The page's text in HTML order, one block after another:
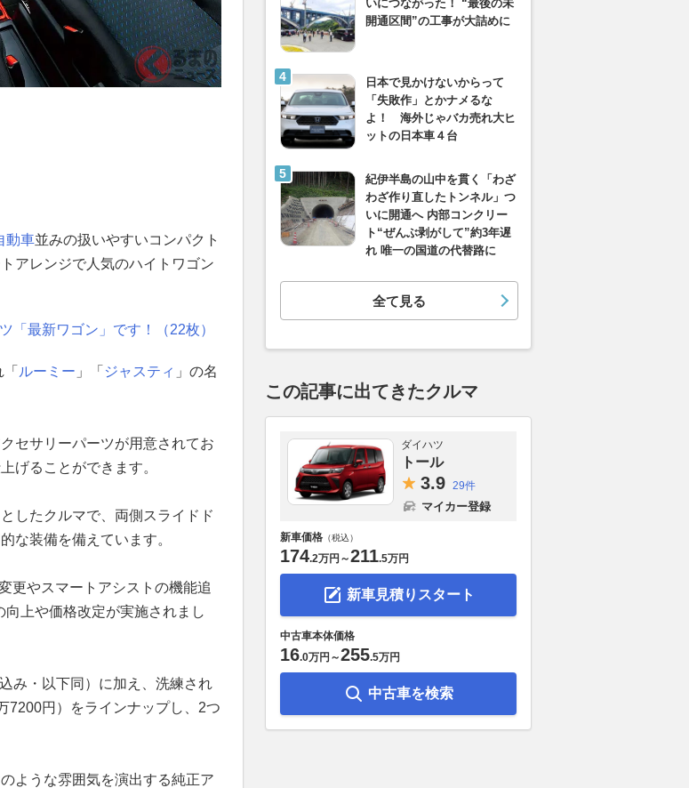
動車並みの扱いやすいコンパクト
アレンジで人気のハイトワゴン
「最新ワゴン」です！（22枚）
ルーミー 」「 ジャスティ 」の名
セサリーパーツが用意されてお
げることができます。
したクルマで、両側スライドド
な装備を備えています。
更やスマートアシストの機能追
上や価格改定が実施されまし
み・以下同）に加え、洗練され
7200円）をラインナップし、2つ
ような雰囲気を演出する純正ア
いにつながった！ “最後の未
開通区間”の工事が大詰めに
日本で見かけないからって
「失敗作」とかナメるな
よ！ 海外じゃバカ売れ大ヒ
ットの日本車４台
紀伊半島の山中を貫く「わざ
わざ作り直したトンネル」つ
いに開通へ 内部コンクリー
ト“ぜんぶ剥がして”約3年遅
れ 唯一の国道の代替路に
全て見る
この記事に出てきたクルマ
ダイハツ
トール
3.9 29件
マイカー登録
新車価格 （税込）
174.2万円 ～211.5万円
新車見積りスタート
中古車本体価格
16.0万円 ～255.5万円
中古車を検索